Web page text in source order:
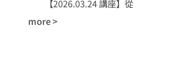
【2026.03.24 講座】從
more >